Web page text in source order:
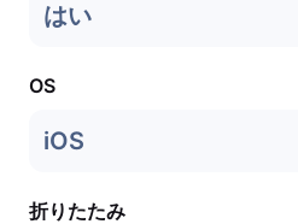
はい
OS
iOS
折りたたみ